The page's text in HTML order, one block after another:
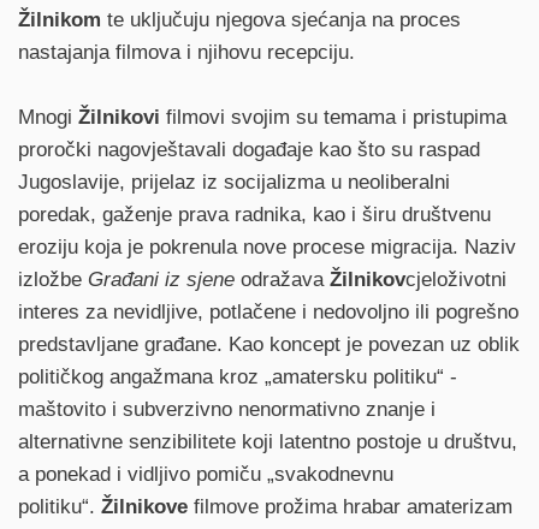
Žilnikom te uključuju njegova sjećanja na proces
nastajanja filmova i njihovu recepciju.
Mnogi Žilnikovi filmovi svojim su temama i pristupima
proročki nagovještavali događaje kao što su raspad
Jugoslavije, prijelaz iz socijalizma u neoliberalni
poredak, gaženje prava radnika, kao i širu društvenu
eroziju koja je pokrenula nove procese migracija. Naziv
izložbe Građani iz sjene odražava Žilnikovcjeloživotni
interes za nevidljive, potlačene i nedovoljno ili pogrešno
predstavljane građane. Kao koncept je povezan uz oblik
političkog angažmana kroz „amatersku politiku“ -
maštovito i subverzivno nenormativno znanje i
alternativne senzibilitete koji latentno postoje u društvu,
a ponekad i vidljivo pomiču „svakodnevnu
politiku“. Žilnikove filmove prožima hrabar amaterizam